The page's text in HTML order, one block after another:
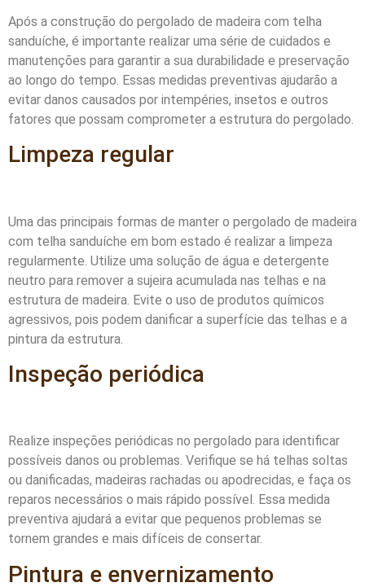
Após a construção do pergolado de madeira com telha
sanduíche, é importante realizar uma série de cuidados e
manutenções para garantir a sua durabilidade e preservação
ao longo do tempo. Essas medidas preventivas ajudarão a
evitar danos causados por intempéries, insetos e outros
fatores que possam comprometer a estrutura do pergolado.
Limpeza regular
Uma das principais formas de manter o pergolado de madeira
com telha sanduíche em bom estado é realizar a limpeza
regularmente. Utilize uma solução de água e detergente
neutro para remover a sujeira acumulada nas telhas e na
estrutura de madeira. Evite o uso de produtos químicos
agressivos, pois podem danificar a superfície das telhas e a
pintura da estrutura.
Inspeção periódica
Realize inspeções periódicas no pergolado para identificar
possíveis danos ou problemas. Verifique se há telhas soltas
ou danificadas, madeiras rachadas ou apodrecidas, e faça os
reparos necessários o mais rápido possível. Essa medida
preventiva ajudará a evitar que pequenos problemas se
tornem grandes e mais difíceis de consertar.
Pintura e envernizamento